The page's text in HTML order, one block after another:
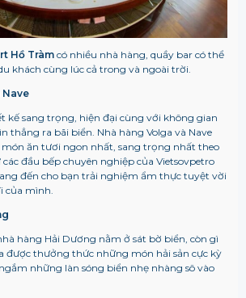
Hồ Tràmcó nhiều nhà hàng, quầy bar có thể
khách cùng lúc cả trong và ngoài trời.
Nave
kế sang trọng, hiện đại cùng với không gian
thẳng ra bãi biển. Nhà hàng Volga và Nave
ăn tươi ngon nhất, sang trọng nhất theo
đầu bếp chuyên nghiệp của Vietsovpetro
đến cho bạn trải nghiệm ẩm thực tuyệt vời
của mình.
hàng Hải Dương nằm ở sát bờ biển, còn gì
được thưởng thức những món hải sản cực kỳ
những làn sóng biển nhẹ nhàng sô vào